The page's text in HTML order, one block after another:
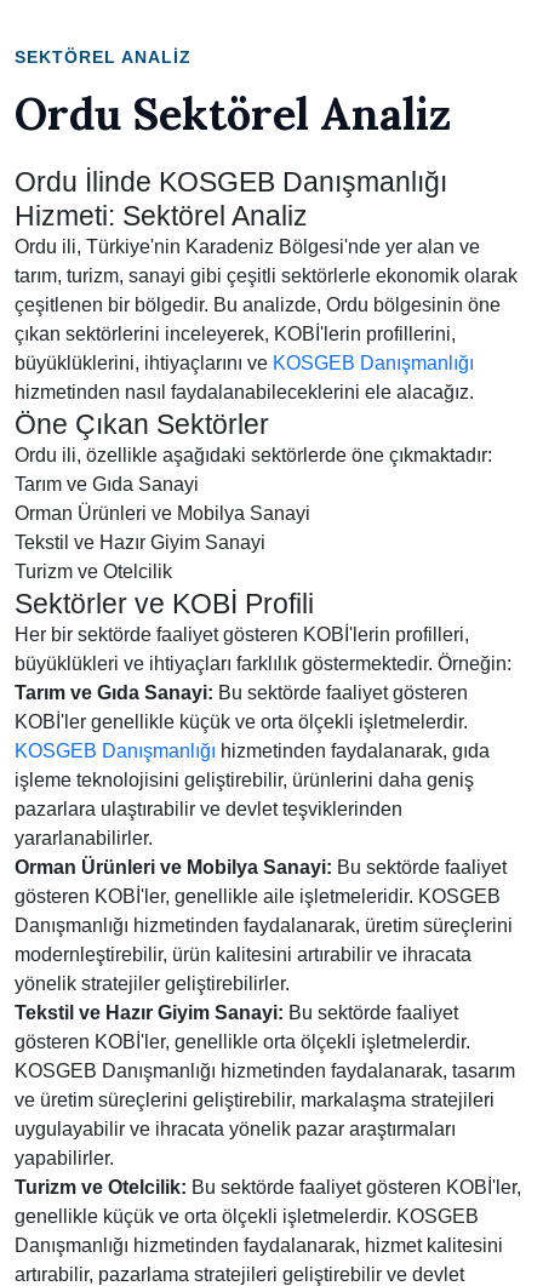
SEKTÖREL ANALIZ
Ordu Sektörel Analiz
Ordu İlinde KOSGEB Danışmanlığı
Hizmeti: Sektörel Analiz
Ordu ili, Türkiye'nin Karadeniz Bölgesi'nde yer alan ve
tarım, turizm, sanayi gibi çeşitli sektörlerle ekonomik olarak
çeşitlenen bir bölgedir. Bu analizde, Ordu bölgesinin öne
çıkan sektörlerini inceleyerek, KOBİ'lerin profillerini,
büyüklüklerini, ihtiyaçlarını ve KOSGEB Danışmanlığı
hizmetinden nasıl faydalanabileceklerini ele alacağız.
Öne Çıkan Sektörler
Ordu ili, özellikle aşağıdaki sektörlerde öne çıkmaktadır:
Tarım ve Gıda Sanayi
Orman Ürünleri ve Mobilya Sanayi
Tekstil ve Hazır Giyim Sanayi
Turizm ve Otelcilik
Sektörler ve KOBİ Profili
Her bir sektörde faaliyet gösteren KOBİ'lerin profilleri,
büyüklükleri ve ihtiyaçları farklılık göstermektedir. Örneğin:
Tarım ve Gıda Sanayi: Bu sektörde faaliyet gösteren
KOBİ'ler genellikle küçük ve orta ölçekli işletmelerdir.
KOSGEB Danışmanlığı hizmetinden faydalanarak, gıda
işleme teknolojisini geliştirebilir, ürünlerini daha geniş
pazarlara ulaştırabilir ve devlet teşviklerinden
yararlanabilirler.
Orman Ürünleri ve Mobilya Sanayi: Bu sektörde faaliyet
gösteren KOBİ'ler, genellikle aile işletmeleridir. KOSGEB
Danışmanlığı hizmetinden faydalanarak, üretim süreçlerini
modernleştirebilir, ürün kalitesini artırabilir ve ihracata
yönelik stratejiler geliştirebilirler.
Tekstil ve Hazır Giyim Sanayi: Bu sektörde faaliyet
gösteren KOBİ'ler, genellikle orta ölçekli işletmelerdir.
KOSGEB Danışmanlığı hizmetinden faydalanarak, tasarım
ve üretim süreçlerini geliştirebilir, markalaşma stratejileri
uygulayabilir ve ihracata yönelik pazar araştırmaları
yapabilirler.
Turizm ve Otelcilik: Bu sektörde faaliyet gösteren KOBİ'ler,
genellikle küçük ve orta ölçekli işletmelerdir. KOSGEB
Danışmanlığı hizmetinden faydalanarak, hizmet kalitesini
artırabilir, pazarlama stratejileri geliştirebilir ve devlet